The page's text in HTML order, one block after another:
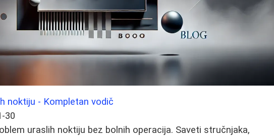
noktiju - Kompletan vodič
30
uraslih noktiju bez bolnih operacija. Saveti stručnjaka,